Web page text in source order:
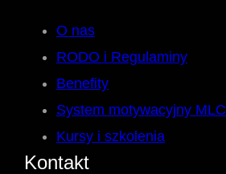
O nas
RODO i Regulaminy
Benefity
System motywacyjny MLC
Kursy i szkolenia
Kontakt